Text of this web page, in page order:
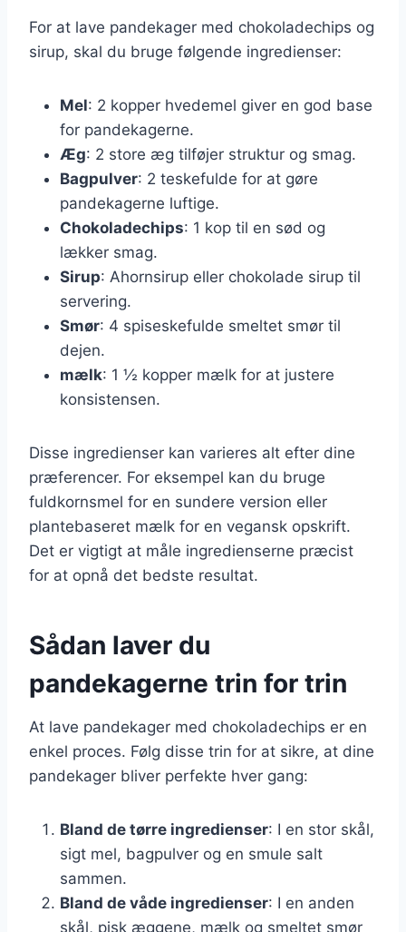
For at lave pandekager med chokoladechips og
sirup, skal du bruge følgende ingredienser:
Mel: 2 kopper hvedemel giver en god base
for pandekagerne.
Æg: 2 store æg tilføjer struktur og smag.
Bagpulver: 2 teskefulde for at gøre
pandekagerne luftige.
Chokoladechips: 1 kop til en sød og
lækker smag.
Sirup: Ahornsirup eller chokolade sirup til
servering.
Smør: 4 spiseskefulde smeltet smør til
dejen.
mælk: 1 ½ kopper mælk for at justere
konsistensen.
Disse ingredienser kan varieres alt efter dine
præferencer. For eksempel kan du bruge
fuldkornsmel for en sundere version eller
plantebaseret mælk for en vegansk opskrift.
Det er vigtigt at måle ingredienserne præcist
for at opnå det bedste resultat.
Sådan laver du
pandekagerne trin for trin
At lave pandekager med chokoladechips er en
enkel proces. Følg disse trin for at sikre, at dine
pandekager bliver perfekte hver gang:
Bland de tørre ingredienser: I en stor skål,
sigt mel, bagpulver og en smule salt
sammen.
Bland de våde ingredienser: I en anden
skål, pisk æggene, mælk og smeltet smør